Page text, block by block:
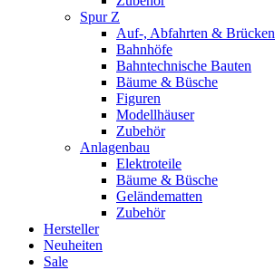
Spur Z
Auf-, Abfahrten & Brücken
Bahnhöfe
Bahntechnische Bauten
Bäume & Büsche
Figuren
Modellhäuser
Zubehör
Anlagenbau
Elektroteile
Bäume & Büsche
Geländematten
Zubehör
Hersteller
Neuheiten
Sale